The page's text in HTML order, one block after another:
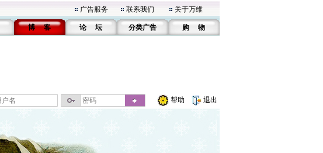
广告服务 联系我们 关于万维
博 客 论 坛 分类广告 购 物
帮助 退出